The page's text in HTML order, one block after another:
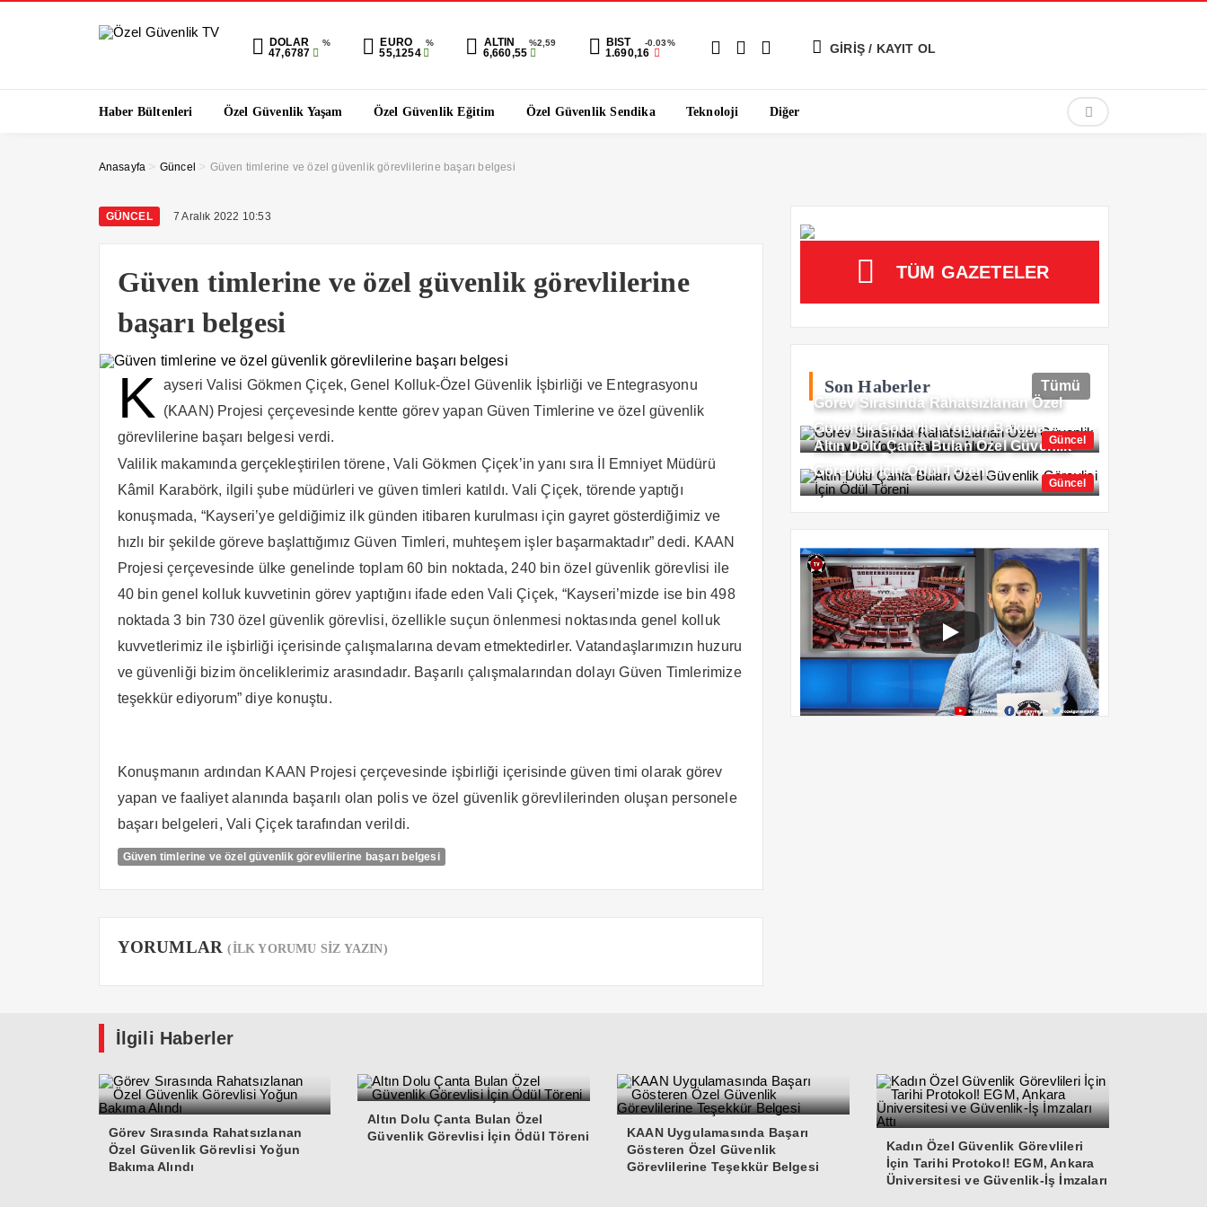
DOLAR %
47,6787
EURO %
55,1254
ALTIN %2,59
6,660,55
BIST -0.03%
1.690,16 GİRİŞ / KAYIT OL
Haber Bültenleri Özel Güvenlik Yaşam Özel Güvenlik Eğitim Özel Güvenlik Sendika Teknoloji Diğer
Anasayfa > Güncel > Güven timlerine ve özel güvenlik görevlilerine başarı belgesi
GÜNCEL 7 Aralık 2022 10:53
Güven timlerine ve özel güvenlik görevlilerine
başarı belgesi
K ayseri Valisi Gökmen Çiçek, Genel Kolluk-Özel Güvenlik İşbirliği ve Entegrasyonu
(KAAN) Projesi çerçevesinde kentte görev yapan Güven Timlerine ve özel güvenlik
görevlilerine başarı belgesi verdi.
Valilik makamında gerçekleştirilen törene, Vali Gökmen Çiçek’in yanı sıra İl Emniyet Müdürü
Kâmil Karabörk, ilgili şube müdürleri ve güven timleri katıldı. Vali Çiçek, törende yaptığı
konuşmada, “Kayseri’ye geldiğimiz ilk günden itibaren kurulması için gayret gösterdiğimiz ve
hızlı bir şekilde göreve başlattığımız Güven Timleri, muhteşem işler başarmaktadır” dedi. KAAN
Projesi çerçevesinde ülke genelinde toplam 60 bin noktada, 240 bin özel güvenlik görevlisi ile
40 bin genel kolluk kuvvetinin görev yaptığını ifade eden Vali Çiçek, “Kayseri’mizde ise bin 498
noktada 3 bin 730 özel güvenlik görevlisi, özellikle suçun önlenmesi noktasında genel kolluk
kuvvetlerimiz ile işbirliği içerisinde çalışmalarına devam etmektedirler. Vatandaşlarımızın huzuru
ve güvenliği bizim önceliklerimiz arasındadır. Başarılı çalışmalarından dolayı Güven Timlerimize
teşekkür ediyorum” diye konuştu.
Konuşmanın ardından KAAN Projesi çerçevesinde işbirliği içerisinde güven timi olarak görev
yapan ve faaliyet alanında başarılı olan polis ve özel güvenlik görevlilerinden oluşan personele
başarı belgeleri, Vali Çiçek tarafından verildi.
Güven timlerine ve özel güvenlik görevlilerine başarı belgesi
YORUMLAR(İLK YORUMU SİZ YAZIN)
TÜM GAZETELER
Son Haberler Tümü
Güncel
Görev Sırasında Rahatsızlanan Özel
Güvenlik Görevlisi Yoğun Bakıma
Alındı
Güncel
Altın Dolu Çanta Bulan Özel Güvenlik
Görevlisi İçin Ödül Töreni
İlgili Haberler
Görev Sırasında Rahatsızlanan
Özel Güvenlik Görevlisi Yoğun
Bakıma Alındı
Altın Dolu Çanta Bulan Özel
Güvenlik Görevlisi İçin Ödül Töreni
KAAN Uygulamasında Başarı
Gösteren Özel Güvenlik
Görevlilerine Teşekkür Belgesi
Kadın Özel Güvenlik Görevlileri
İçin Tarihi Protokol! EGM, Ankara
Üniversitesi ve Güvenlik-İş İmzaları